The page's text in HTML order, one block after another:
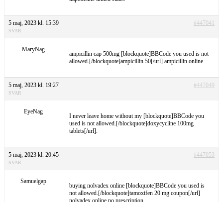
5 maj, 2023 kl. 15:39 #447041
SVAR
MaryNag
ampicillin cap 500mg [blockquote]BBCode you used is not
allowed.[/blockquote]ampicillin 50[/url] ampicillin online
5 maj, 2023 kl. 19:27 #447049
SVAR
EyeNag
I never leave home without my [blockquote]BBCode you
used is not allowed.[/blockquote]doxycycline 100mg
tablets[/url].
5 maj, 2023 kl. 20:45 #447053
SVAR
Samuelgap
buying nolvadex online [blockquote]BBCode you used is
not allowed.[/blockquote]tamoxifen 20 mg coupon[/url]
nolvadex online no prescription